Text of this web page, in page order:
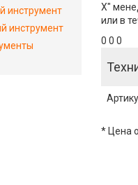
X"
или в
0 0 0
* Цена
инструмент
инструмент